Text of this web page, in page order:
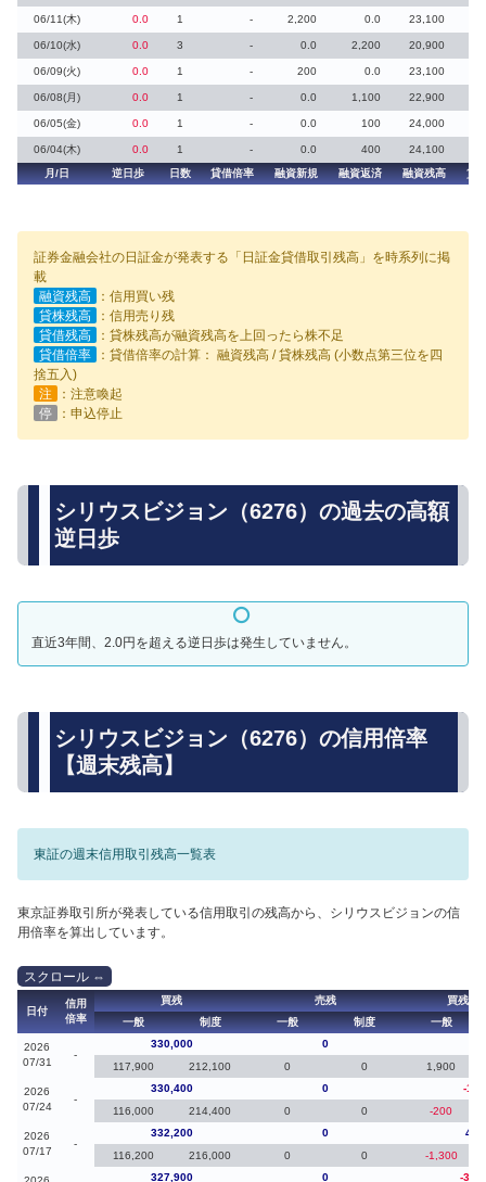
06/11(木) 0.0 1 - 2,200 0.0 23,100
06/10(水) 0.0 3 - 0.0 2,200 20,900
06/09(火) 0.0 1 - 200 0.0 23,100
06/08(月) 0.0 1 - 0.0 1,100 22,900
06/05(金) 0.0 1 - 0.0 100 24,000
06/04(木) 0.0 1 - 0.0 400
24,100
月/日
逆日歩 日数 貸借倍率 融資新規 融資返済 融資残高 貸
証券金融会社の日証金が発表する「日証金貸借取引残高」を時系列に掲
載
融資残高
：信用買い残
貸株残高
：信用売り残
貸借残高
：貸株残高が融資残高を上回ったら株不足
貸借倍率
：貸借倍率の計算： 融資残高 / 貸株残高 (小数点第三位を四
捨五入)
注
：注意喚起
停
：申込停止
シリウスビジョン（6276）の過去の高額
逆日歩
直近3年間、2.0円を超える逆日歩は発生していません。
シリウスビジョン（6276）の信用倍率
【週末残高】
東証の週末信用取引残高一覧表
東京証券取引所が発表している信用取引の残高から、シリウスビジョンの信
用倍率を算出しています。
日付
信用
倍率
買残 売残
買残（
一般
制度 一般 制度 一般
2026
07/31
-
330,000 0
117,900
212,100 0 0 1,900
2026
07/24
-
330,400 0
-
116,000
214,400 0 0 -200
2026
07/17
-
332,200 0
116,200
216,000 0 0 -1,300
327,900 0
-